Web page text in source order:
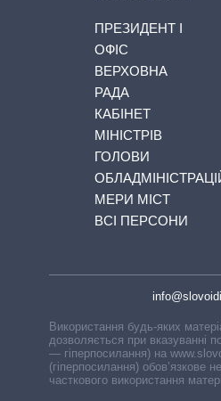
ПРЕЗИДЕНТ І
ОФІС
ВЕРХОВНА
РАДА
КАБІНЕТ
МІНІСТРІВ
ГОЛОВИ
МЕРИ МІСТ
ВСІ ПЕРСОНИ
Використання будь-яких
дозволяється при вказуванні
— гіперпосилання) на
(гіперпосилання) обов’язкове
часткового використання